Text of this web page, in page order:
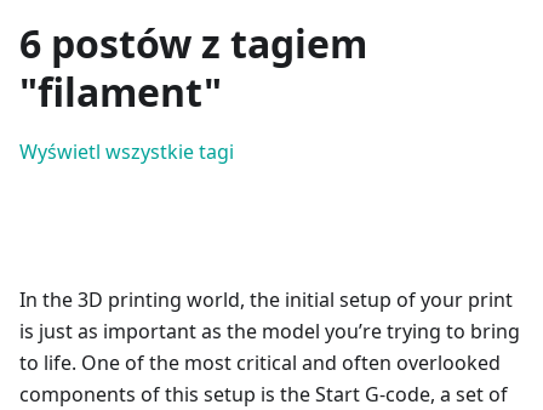
6 postów z tagiem
"filament"
Wyświetl wszystkie tagi
In the 3D printing world, the initial setup of your print
is just as important as the model you’re trying to bring
to life. One of the most critical and often overlooked
components of this setup is the Start G-code, a set of